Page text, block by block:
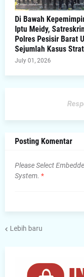
Di Bawah
Iptu Meidy,
Polres Pesisir Barat
Sejumlah Kasus
July 01, 2026
Posting Komentar
Please Select
System. *
Lebih baru